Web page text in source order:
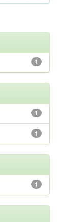
1
1
1
1